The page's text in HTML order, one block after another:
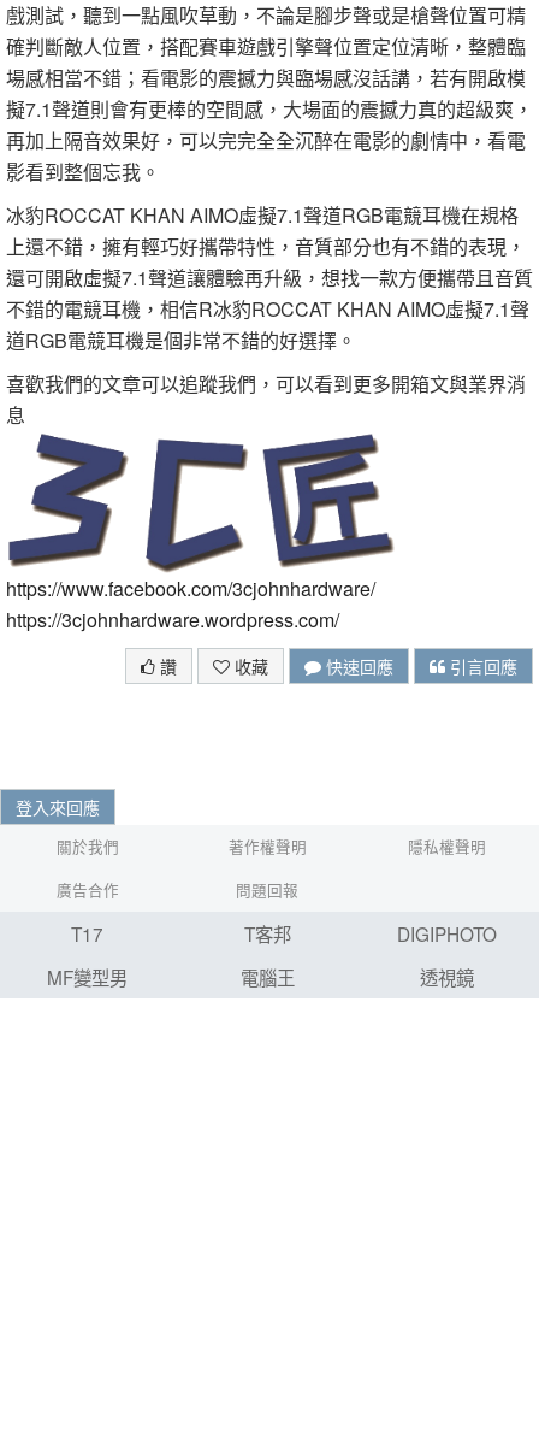
戲測試，聽到一點風吹草動，不論是腳步聲或是槍聲位置可精
確判斷敵人位置，搭配賽車遊戲引擎聲位置定位清晰，整體臨
場感相當不錯；看電影的震撼力與臨場感沒話講，若有開啟模
擬7.1聲道則會有更棒的空間感，大場面的震撼力真的超級爽，
再加上隔音效果好，可以完完全全沉醉在電影的劇情中，看電
影看到整個忘我。
冰豹ROCCAT KHAN AIMO虛擬7.1聲道RGB電競耳機在規格
上還不錯，擁有輕巧好攜帶特性，音質部分也有不錯的表現，
還可開啟虛擬7.1聲道讓體驗再升級，想找一款方便攜帶且音質
不錯的電競耳機，相信R冰豹ROCCAT KHAN AIMO虛擬7.1聲
道RGB電競耳機是個非常不錯的好選擇。
喜歡我們的文章可以追蹤我們，可以看到更多開箱文與業界消
息
https://www.facebook.com/3cjohnhardware/
https://3cjohnhardware.wordpress.com/
讚 收藏 快速回應 引言回應
登入來回應
關於我們 著作權聲明
隱私權聲明
廣告合作
問題回報
T17 T客邦
DIGIPHOTO
MF變型男
電腦王 透視鏡